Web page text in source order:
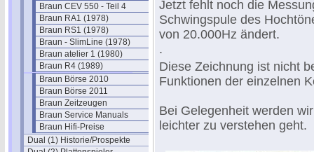
Braun CEV 550 - Teil 4
Braun RA1 (1978)
Braun RS1 (1978)
Braun - SlimLine (1978)
Braun atelier 1 (1980)
Braun R4 (1989)
Braun Börse 2010
Braun Börse 2011
Braun Zeitzeugen
Braun Service Manuals
Braun Hifi-Preise
Dual (1) Historie/Prospekte
Jetzt fehlt noch die
Schwingspule des
von 20.000Hz ändert.
.
Diese Zeichnung ist nicht
Funktionen der einzelnen
Bei Gelegenheit werden
leichter zu verstehen geht.